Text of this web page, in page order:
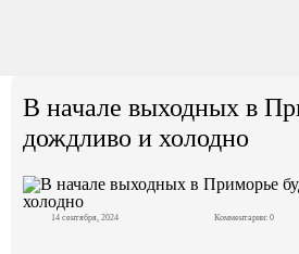
В начале выходных в
дождливо и холодно
14 сентября, 2024 Комментарии: 0